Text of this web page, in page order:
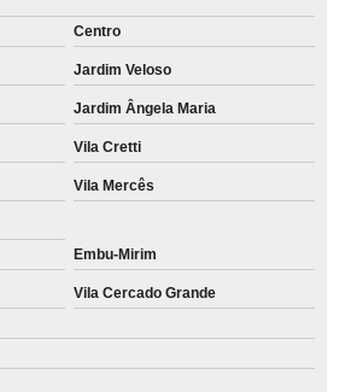
Centro
Jardim Veloso
Jardim Ângela Maria
Vila Cretti
Vila Mercês
Embu-Mirim
Vila Cercado Grande